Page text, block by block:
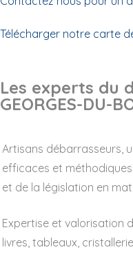
Télécharger notre carte
Les experts du
GEORGES-DU-
Artisans débarrasseurs,
efficaces et
et de la législation en
Expertise et valorisation
livres, tableaux,